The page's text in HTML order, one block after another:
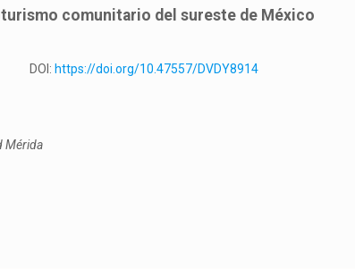
comunitario del sureste de México
DOI: https://doi.org/10.47557/DVDY8914
Mérida